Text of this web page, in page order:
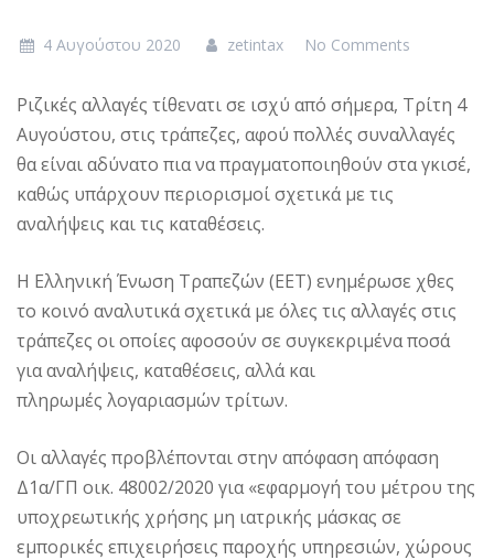
4 Αυγούστου 2020 zetintax No Comments
Ριζικές αλλαγές τίθενατι σε ισχύ από σήμερα, Τρίτη 4
Αυγούστου, στις τράπεζες, αφού πολλές συναλλαγές
θα είναι αδύνατο πια να πραγματοποιηθούν στα γκισέ,
καθώς υπάρχουν περιορισμοί σχετικά με τις
αναλήψεις και τις καταθέσεις.
Η Ελληνική Ένωση Τραπεζών (ΕΕΤ) ενημέρωσε χθες
το κοινό αναλυτικά σχετικά με όλες τις αλλαγές στις
τράπεζες οι οποίες αφοσούν σε συγκεκριμένα ποσά
για αναλήψεις, καταθέσεις, αλλά και
πληρωμές λογαριασμών τρίτων.
Οι αλλαγές προβλέπονται στην απόφαση απόφαση
Δ1α/ΓΠ οικ. 48002/2020 για «εφαρμογή του μέτρου της
υποχρεωτικής χρήσης μη ιατρικής μάσκας σε
εμπορικές επιχειρήσεις παροχής υπηρεσιών, χώρους